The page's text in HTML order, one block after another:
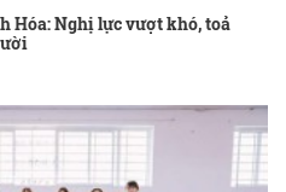
Hóa: Nghị lực vượt khó, toả